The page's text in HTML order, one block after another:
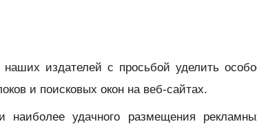
издателей с просьбой уделить
и поисковых окон на веб-сайтах.
наиболее удачного размещения